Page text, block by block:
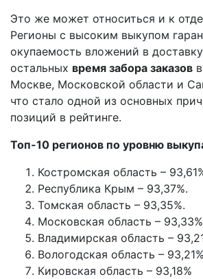
Это же может относиться и к
Регионы с высоким выкупом
окупаемость вложений в
остальных время забора заказов
Москве, Московской области и
что стало одной из основных
позиций в рейтинге.
Топ-10 регионов по уровню
Костромская область –
Республика Крым – 93,37%.
Томская область – 93,35%.
Московская область –
Владимирская область –
Вологодская область – 93,21%
Кировская область – 93,18%